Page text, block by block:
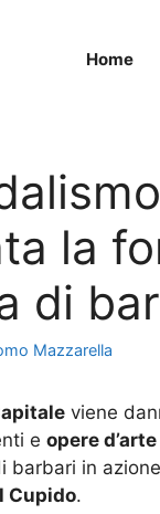
Home
la
di
Mazzarella
viene
e opere d’arte
barbari in
Cupido.